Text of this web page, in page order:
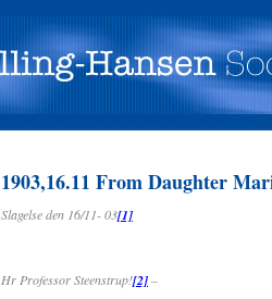
1903,16.11 From Daughter
Slagelse den 16/11- 03[1]
Hr Professor Steenstrup![2]–